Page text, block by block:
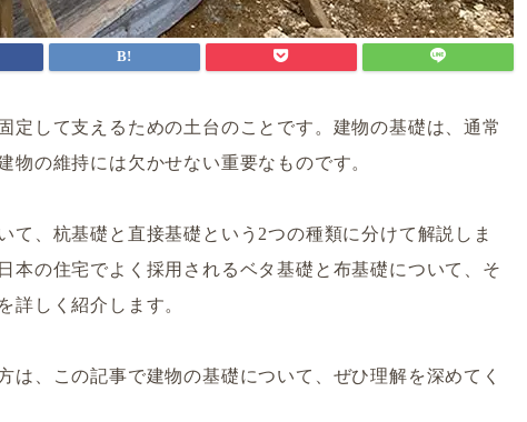
定して支えるための土台のことです。建物の基礎は、通常
物の維持には欠かせない重要なものです。
て、杭基礎と直接基礎という2つの種類に分けて解説しま
本の住宅でよく採用されるベタ基礎と布基礎について、そ
詳しく紹介します。
は、この記事で建物の基礎について、ぜひ理解を深めてく